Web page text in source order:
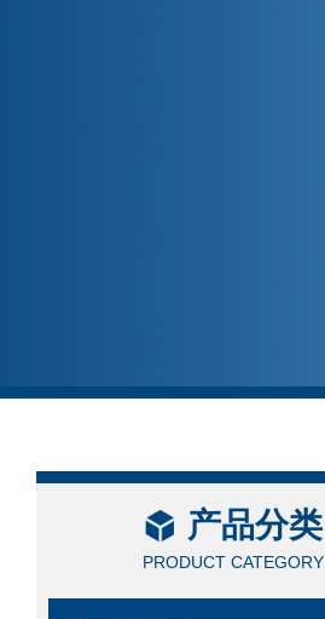
产品分类
PRODUCT CATEGORY